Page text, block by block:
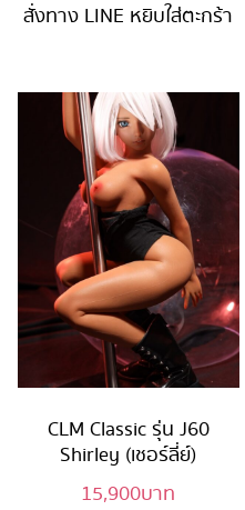
สั่งทาง LINE หยิบใส่ตะกร้า
CLM Classic รุ่น J60
Shirley (เชอร์ลี่ย์)
15,900บาท